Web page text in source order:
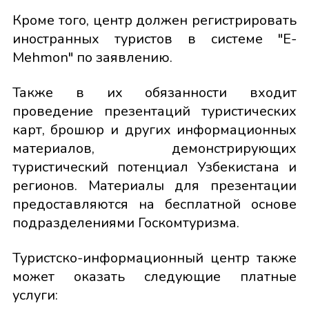
Кроме того, центр должен регистрировать
иностранных туристов в системе "E-
Mehmon" по заявлению.
Также в их обязанности входит
проведение презентаций туристических
карт, брошюр и других информационных
материалов, демонстрирующих
туристический потенциал Узбекистана и
регионов. Материалы для презентации
предоставляются на бесплатной основе
подразделениями Госкомтуризма.
Туристско-информационный центр также
может оказать следующие платные
услуги: